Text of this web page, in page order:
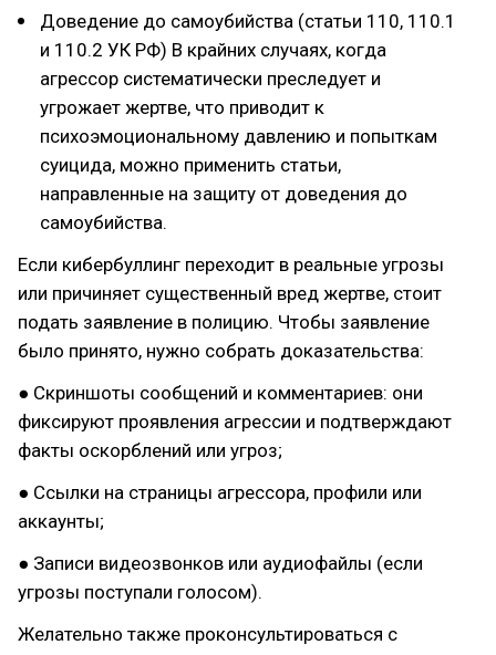
Доведение до самоубийства (статьи 110, 110.1
и 110.2 УК РФ) В крайних случаях, когда
агрессор систематически преследует и
угрожает жертве, что приводит к
психоэмоциональному давлению и попыткам
суицида, можно применить статьи,
направленные на защиту от доведения до
самоубийства.
Если кибербуллинг переходит в реальные угрозы
или причиняет существенный вред жертве, стоит
подать заявление в полицию. Чтобы заявление
было принято, нужно собрать доказательства:
● Скриншоты сообщений и комментариев: они
фиксируют проявления агрессии и подтверждают
факты оскорблений или угроз;
● Ссылки на страницы агрессора, профили или
аккаунты;
● Записи видеозвонков или аудиофайлы (если
угрозы поступали голосом).
Желательно также проконсультироваться с